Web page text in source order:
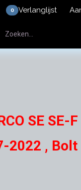
0 Verlanglijst
SE SE-
2022 , Bolt